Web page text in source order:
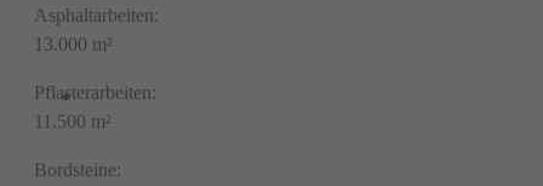
Asphaltarbeiten:
13.000 m²
Pflasterarbeiten:
11.500 m²
Bordsteine: